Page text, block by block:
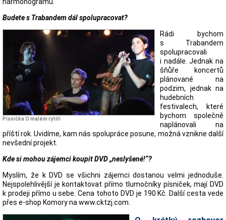
Budete s Trabandem dál spolupracovat?
Písnička O malém rytíři
Rádi bychom
s Trabandem
spolupracovali
i nadále. Jednak na
šňůře koncertů
plánované na
podzim, jednak na
hudebních
festivalech, které
bychom společně
naplánovali na
příští rok. Uvidíme, kam nás spolupráce posune, možná vznikne další
nevšední projekt.
Kde si mohou zájemci koupit DVD „neslyšené!“?
Myslím, že k DVD se všichni zájemci dostanou velmi jednoduše.
Nejspolehlivější je kontaktovat přímo tlumočníky písniček, mají DVD
k prodeji přímo u sebe. Cena tohoto DVD je 190 Kč. Další cesta vede
přes e-shop Komory na www.cktzj.com.